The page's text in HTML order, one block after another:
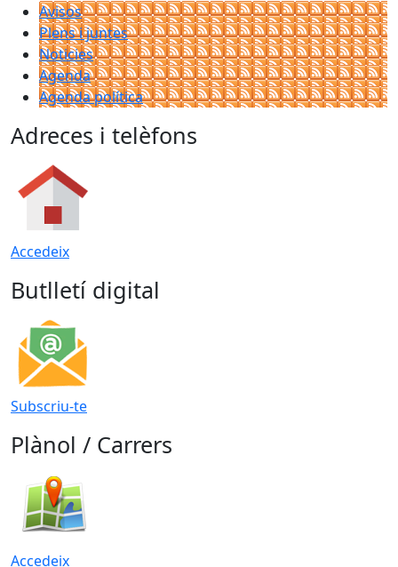
Avisos
Plens i juntes
Noticies
Agenda
Agenda política
Adreces i telèfons
Accedeix
Butlletí digital
Subscriu-te
Plànol / Carrers
Accedeix